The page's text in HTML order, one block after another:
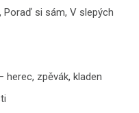
Poraď si sám, V slepých
zpěvák, kladen